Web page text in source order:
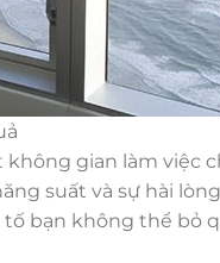
gian làm việc
suất và sự hài
bạn không thể bỏ